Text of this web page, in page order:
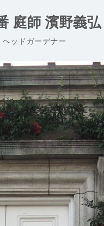
庭師 濱野義弘
ッドガーデナー